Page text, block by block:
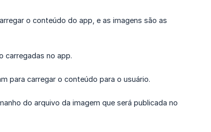
o conteúdo do app, e as imagens são as
carregadas no app.
para carregar o conteúdo para o usuário.
do arquivo da imagem que será publicada no